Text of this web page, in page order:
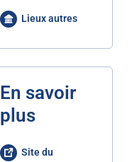
Lieux autres
En savoir
plus
Site du